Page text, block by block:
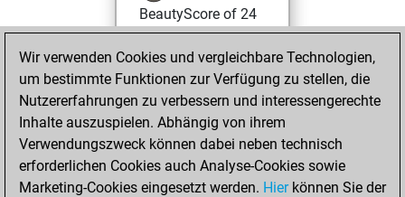
BeautyScore of 24
You achieved a
new Elo of 1608
You created
your Fritz account
Dienstag, März 17,
2020
Wir verwenden Cookies und vergleichbare Technologien,
um bestimmte Funktionen zur Verfügung zu stellen, die
Nutzererfahrungen zu verbessern und interessengerechte
Inhalte auszuspielen. Abhängig von ihrem
Verwendungszweck können dabei neben technisch
erforderlichen Cookies auch Analyse-Cookies sowie
Marketing-Cookies eingesetzt werden. Hierkönnen Sie der